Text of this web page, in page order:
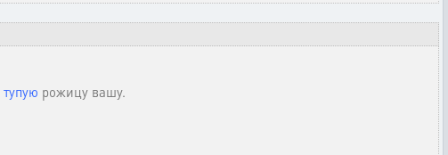
тупую рожицу вашу.